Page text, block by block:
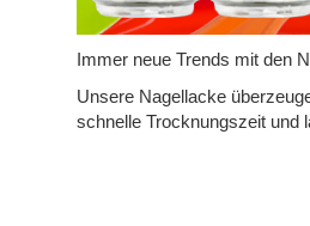
Immer neue Trends mit den
Unsere Nagellacke
schnelle Trocknungszeit und